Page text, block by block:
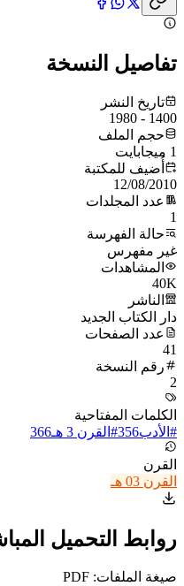
تفاصيل النسخة
تاريخ النشر
1400 - 1980
حجم الملف
1 ميجابايت
أُضيف للمكتبة
12/08/2010
عدد المجلدات
1
حالة الفهرسة
غير مفهرس
المشاهدات
40K
الناشر
دار الكتاب الجديد
عدد الصفحات
41
رقم النسخة
2
الكلمات المفتاحية
# الأدب356
# القرن 3 هـ 366
القرن
القرن 03 هـ
روابط التحميل
صيغة الملفات: PDF